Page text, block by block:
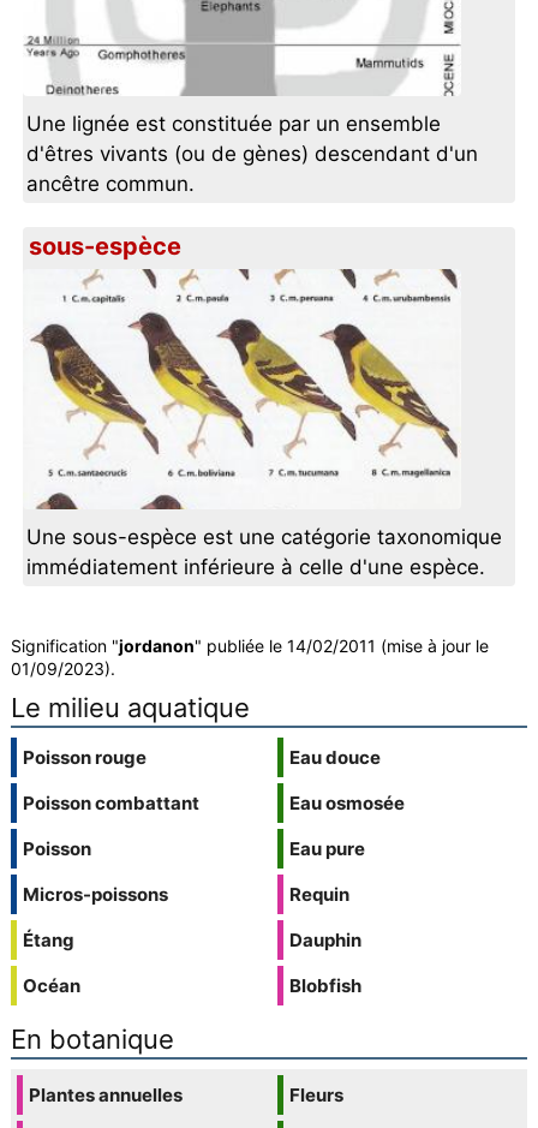
Une lignée est constituée par un ensemble
d'êtres vivants (ou de gènes) descendant d'un
ancêtre commun.
sous-espèce
Une sous-espèce est une catégorie taxonomique
immédiatement inférieure à celle d'une espèce.
Signification "jordanon" publiée le 14/02/2011 (mise à jour le
01/09/2023).
Le milieu aquatique
Poisson rouge
Poisson combattant
Poisson
Micros-poissons
Étang
Océan
Eau douce
Eau osmosée
Eau pure
Requin
Dauphin
Blobfish
En botanique
Plantes annuelles
Fleurs